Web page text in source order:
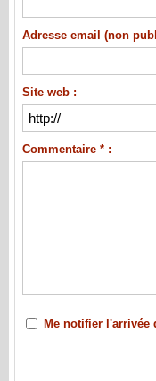
Adresse email (non
Site web :
Commentaire * :
Me notifier l'arrivée